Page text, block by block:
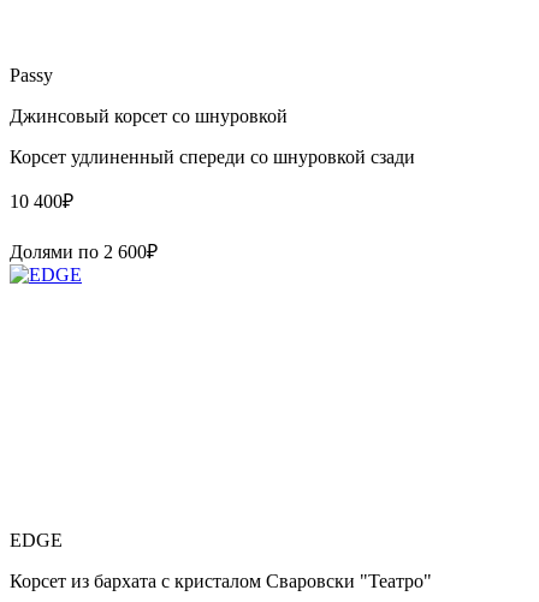
Passy
Джинсовый корсет со шнуровкой
Корсет удлиненный спереди со шнуровкой сзади
10 400₽
Долями по 2 600₽
EDGE
Корсет из бархата с кристалом Сваровски "Театро"